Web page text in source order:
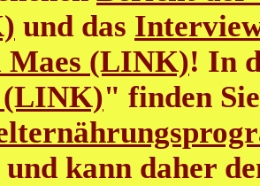
und das
Maes (LINK)! In
" finden
und kann daher